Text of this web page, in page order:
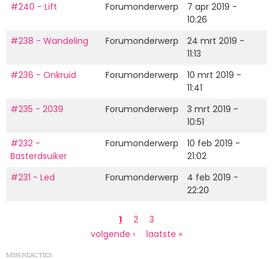
#240 - Lift
Forumonderwerp
7 apr 2019 -
10:26
#238 - Wandeling
Forumonderwerp
24 mrt 2019 -
11:13
#236 - Onkruid
Forumonderwerp
10 mrt 2019 -
11:41
#235 - 2039
Forumonderwerp
3 mrt 2019 -
10:51
#232 -
Basterdsuiker
Forumonderwerp
10 feb 2019 -
21:02
#231 - Led
Forumonderwerp
4 feb 2019 -
22:20
Huidige
pagina
1 Page
2 Page
3
Volgende
volgende ›
Laatste
laatste »
MIJN REACTIES